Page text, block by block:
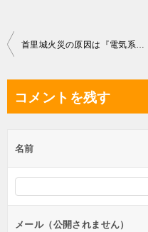
投
ビ
ー
シ
ン
首里城火災の原因は『電気系統が濃厚』と発表 動画撮影者についても言及
コメントを残す
名前
メール（公開されません）